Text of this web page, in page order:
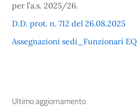
per l’a.s. 2025/26.
D.D. prot. n. 712 del 26.08.2025
Assegnazioni sedi_Funzionari EQ
Ultimo aggiornamento